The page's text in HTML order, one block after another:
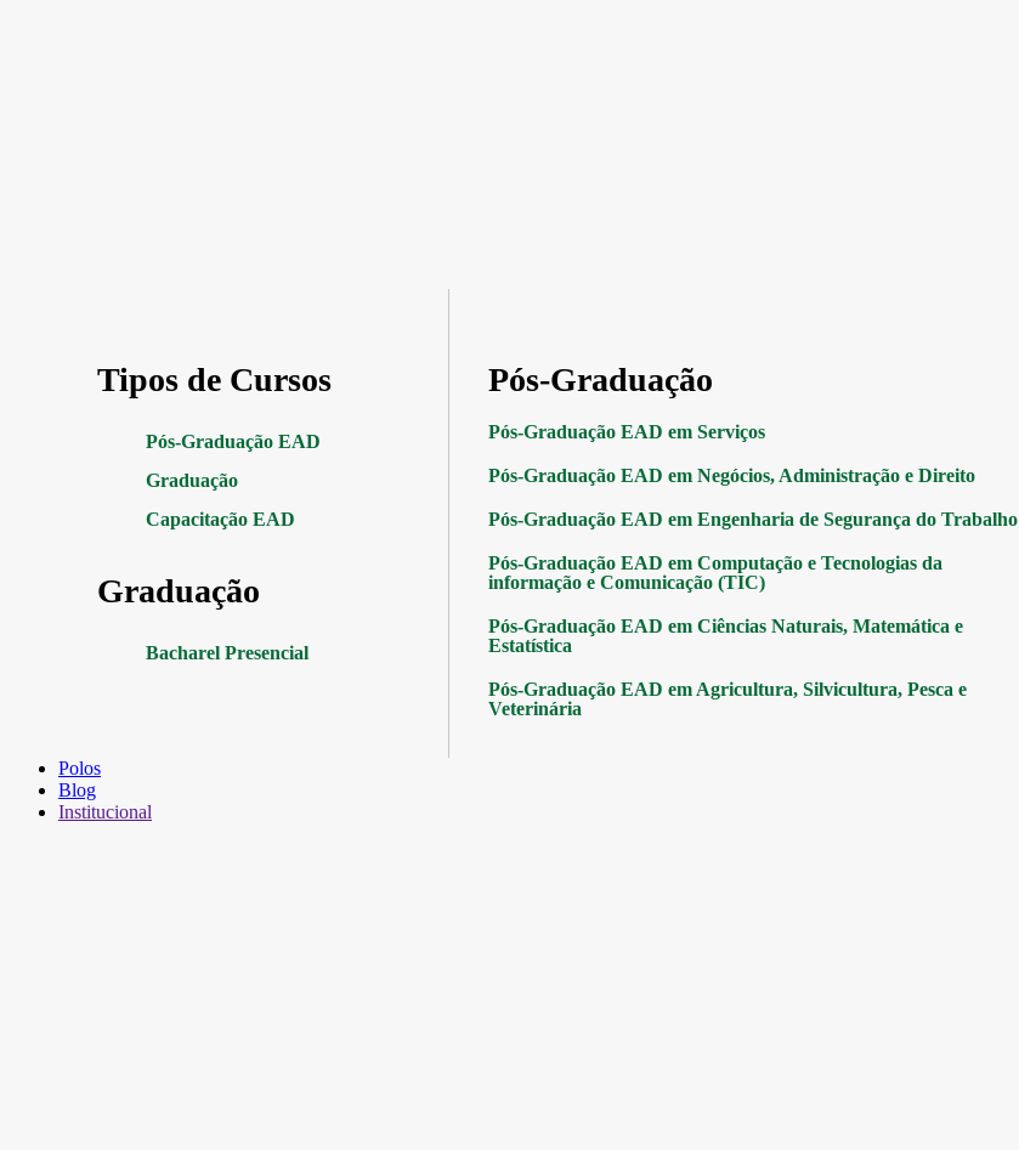
Tipos de Cursos
Pós-Graduação EAD
Graduação
Capacitação EAD
Graduação
Bacharel Presencial
Pós-Graduação
Pós-Graduação EAD em Serviços
Pós-Graduação EAD em Negócios, Administração e Direito
Pós-Graduação EAD em Engenharia de Segurança do Trabalho
Pós-Graduação EAD em Computação e Tecnologias da
informação e Comunicação (TIC)
Pós-Graduação EAD em Ciências Naturais, Matemática e
Estatística
Pós-Graduação EAD em Agricultura, Silvicultura, Pesca e
Veterinária
Polos
Blog
Institucional